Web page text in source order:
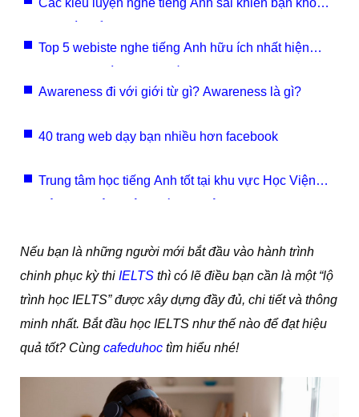
Các kiểu luyện nghe tiếng Anh sai khiến bạn không
Top 5 webiste nghe tiếng Anh hữu ích nhất hiện
Awareness đi với giới từ gì? Awareness là gì?
40 trang web dạy bạn nhiều hơn facebook
Trung tâm học tiếng Anh tốt tại khu vực Học Viện
Nếu bạn là những người mới bắt đầu vào hành trình
chinh phục kỳ thi IELTS thì có lẽ điều bạn cần là một “lộ
trình học IELTS” được xây dựng đầy đủ, chi tiết và thông
minh nhất. Bắt đầu học IELTS như thế nào để đạt hiệu
quả tốt? Cùng cafeduhoc tìm hiểu nhé!